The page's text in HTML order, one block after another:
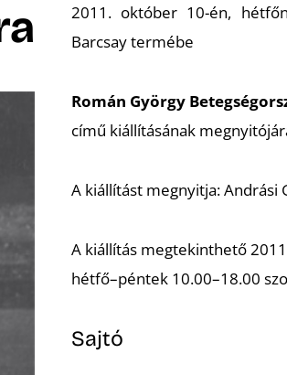
2011. október 10-én,
Barcsay termébe
Román György
című kiállításának
A kiállítást megnyitja:
A kiállítás megtekinthető
hétfő–péntek 10.00–18.00
Sajtó